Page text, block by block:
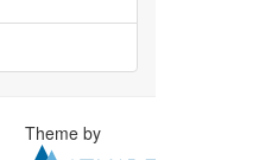
Theme by